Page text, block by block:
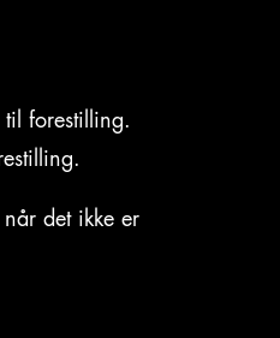
forestilling.
det ikke er